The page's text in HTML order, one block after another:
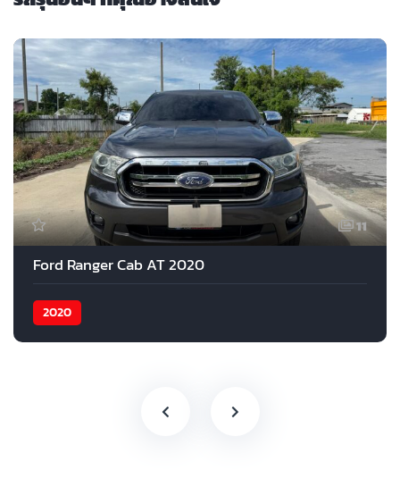
11
Ford Ranger Cab AT 2020
2020